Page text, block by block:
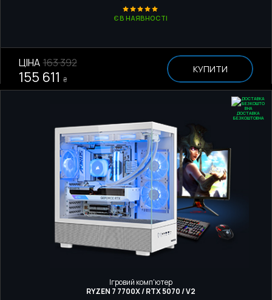
Є В НАЯВНОСТІ
ЦІНА 163 392
155 611 ₴
КУПИТИ
ДОСТАВКА
БЕЗКОШТОВНА
Ігровий комп'ютер
RYZEN 7 7700X / RTX 5070 / V2